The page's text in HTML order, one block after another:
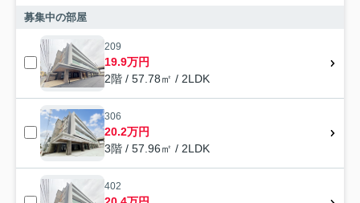
募集中の部屋
209
19.9万円
2階 / 57.78㎡ / 2LDK
306
20.2万円
3階 / 57.96㎡ / 2LDK
402